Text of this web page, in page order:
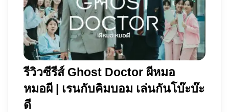
รีวิวซีรีส์ Ghost Doctor ผีหมอ
หมอผี | เรนกับคิมบอม เล่นกันโบ๊ะบ๊ะ
ดี